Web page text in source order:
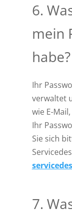
6.
mein
habe?
Ihr
verwaltet
wie E-
Ihr
Sie sich
7.